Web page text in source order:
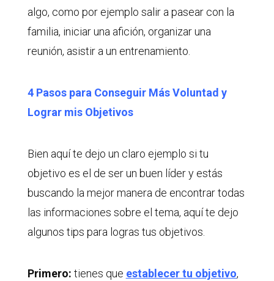
algo, como por ejemplo salir a pasear con la
familia, iniciar una afición, organizar una
reunión, asistir a un entrenamiento.
4 Pasos para Conseguir Más Voluntad y
Lograr mis Objetivos
Bien aquí te dejo un claro ejemplo si tu
objetivo es el de ser un buen líder y estás
buscando la mejor manera de encontrar todas
las informaciones sobre el tema, aquí te dejo
algunos tips para logras tus objetivos.
Primero: tienes que establecer tu objetivo,